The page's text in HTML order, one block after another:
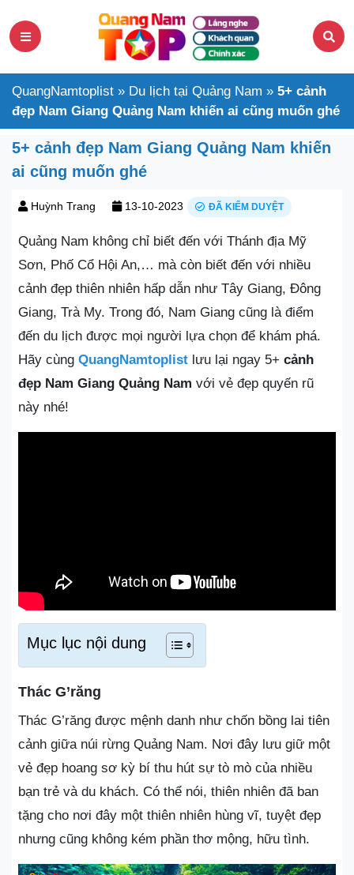
QuangNamtoplist » Du lịch tại Quảng Nam » 5+ cảnh
đẹp Nam Giang Quảng Nam khiến ai cũng muốn ghé
5+ cảnh đẹp Nam Giang Quảng Nam khiến
ai cũng muốn ghé
Huỳnh Trang 13-10-2023 ĐÃ KIỂM DUYỆT
Quảng Nam không chỉ biết đến với Thánh địa Mỹ
Sơn, Phố Cổ Hội An,… mà còn biết đến với nhiều
cảnh đẹp thiên nhiên hấp dẫn như Tây Giang, Đông
Giang, Trà My. Trong đó, Nam Giang cũng là điểm
đến du lịch được mọi người lựa chọn để khám phá.
Hãy cùng QuangNamtoplist lưu lại ngay 5+ cảnh
đẹp Nam Giang Quảng Nam với vẻ đẹp quyến rũ
này nhé!
Mục lục nội dung
Thác G’răng
Thác G’răng được mệnh danh như chốn bồng lai tiên
cảnh giữa núi rừng Quảng Nam. Nơi đây lưu giữ một
vẻ đẹp hoang sơ kỳ bí thu hút sự tò mò của nhiều
bạn trẻ và du khách. Có thể nói, thiên nhiên đã ban
tặng cho nơi đây một thiên nhiên hùng vĩ, tuyệt đẹp
nhưng cũng không kém phần thơ mộng, hữu tình.